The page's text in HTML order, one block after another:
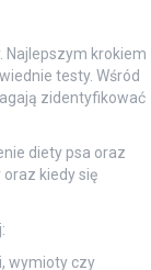
Najlepszym krokiem
testy. Wśród
zidentyfikować
diety psa oraz
kiedy się
wymioty czy